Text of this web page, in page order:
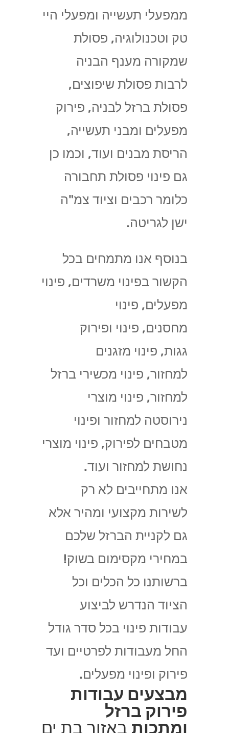
ממפעלי תעשייה ומפעלי היי
טק וטכנולוגיה, פסולת
שמקורה מענף הבניה
לרבות פסולת שיפוצים,
פסולת ברזל לבניה, פירוק
מפעלים ומבני תעשייה,
הריסת מבנים ועוד, וכמו כן
גם פינוי פסולת תחבורה
כלומר רכבים וציוד צמ"ה
ישן לגריטה.
בנוסף אנו מתמחים בכל
הקשור בפינוי משרדים, פינוי
מפעלים, פינוי
מחסנים, פינוי ופירוק
גגות, פינוי מזגנים
למחזור, פינוי מכשירי ברזל
למחזור, פינוי מוצרי
נירוסטה למחזור ופינוי
מטבחים לפירוק, פינוי מוצרי
נחושת למחזור ועוד.
אנו מתחייבים לא רק
לשירות מקצועי ומהיר אלא
גם לקניית הברזל שלכם
במחירי מקסימום בשוק!
ברשותנו כל הכלים וכל
הציוד הנדרש לביצוע
עבודות פינוי בכל סדר גודל
החל מעבודות לפרטיים ועד
פירוק ופינוי מפעלים.
מבצעים עבודות
פירוק ברזל
ומתכות באזור בת ים